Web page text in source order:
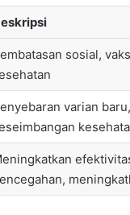
sosial,
varian